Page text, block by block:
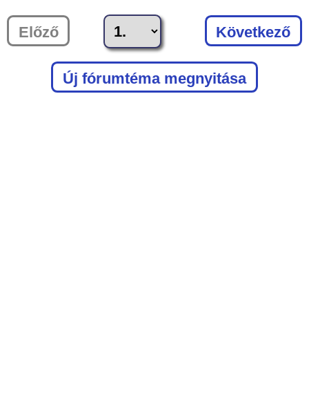
Előző Következő
Új fórumtéma megnyitása